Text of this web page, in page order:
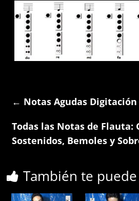
← Notas Agudas
Todas las Notas de Flauta:
Sostenidos, Bemoles y
También te